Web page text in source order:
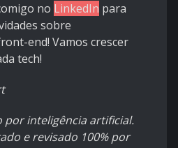
no LinkedIn para
sobre
end! Vamos crescer
tech!
por inteligência artificial.
e revisado 100% por